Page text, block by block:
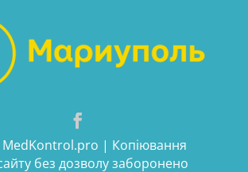
| Копіювання
без дозволу заборонено